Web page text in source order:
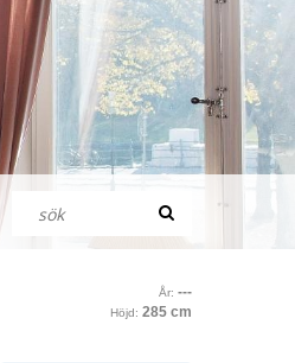
År: ---
Höjd: 285 cm